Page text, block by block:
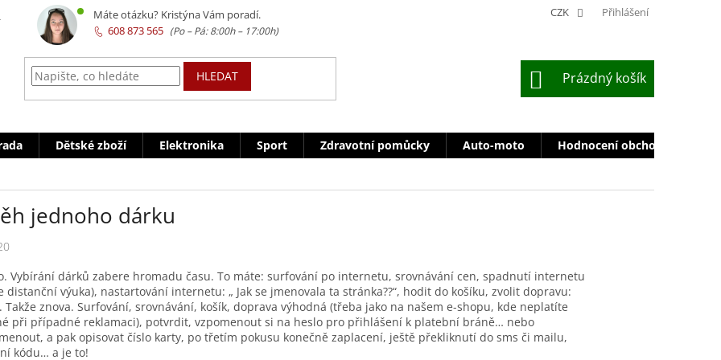
CZK Přihlášení
HLEDAT
NÁKUPNÍ
KOŠÍK
Prázdný košík
Dětské zboží Elektronika Sport Zdravotní pomůcky Auto-moto Hodnocení obchodu
jednoho dárku
Vybírání dárků zabere hromadu času. To máte: surfování po internetu, srovnávání cen, spadnutí internetu
distanční výuka), nastartování internetu: „ Jak se jmenovala ta stránka??“, hodit do košíku, zvolit dopravu:
. Takže znova. Surfování, srovnávání, košík, doprava výhodná (třeba jako na našem e-shopu, kde neplatíte
při případné reklamaci), potvrdit, vzpomenout si na heslo pro přihlášení k platební bráně… nebo
a pak opisovat číslo karty, po třetím pokusu konečně zaplacení, ještě překliknutí do sms či mailu,
kódu… a je to!
Máte otázku? Kristýna Vám poradí.
608 873 565